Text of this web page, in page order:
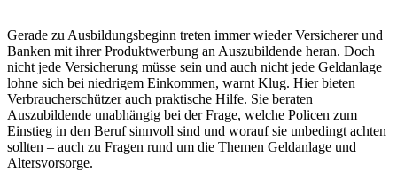
Gerade zu Ausbildungsbeginn treten immer wieder Versicherer und
Banken mit ihrer Produktwerbung an Auszubildende heran. Doch
nicht jede Versicherung müsse sein und auch nicht jede Geldanlage
lohne sich bei niedrigem Einkommen, warnt Klug. Hier bieten
Verbraucherschützer auch praktische Hilfe. Sie beraten
Auszubildende unabhängig bei der Frage, welche Policen zum
Einstieg in den Beruf sinnvoll sind und worauf sie unbedingt achten
sollten – auch zu Fragen rund um die Themen Geldanlage und
Altersvorsorge.